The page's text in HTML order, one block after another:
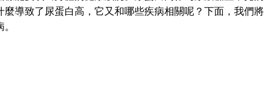
導致了尿蛋白高，它又和哪些疾病相關呢？下面，我們將